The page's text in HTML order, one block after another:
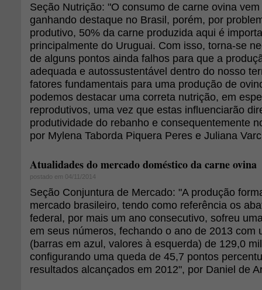
Seção Nutrição: "O consumo de carne ovina
ganhando destaque no Brasil, porém, por
produtivo, 50% da carne produzida aqui é
principalmente do Uruguai. Com isso, torna-se
de alguns pontos ainda falhos para que a
adequada e autossustentável dentro do nosso
fatores fundamentais para uma produção de
podemos destacar uma correta nutrição, em
reprodutivos, uma vez que estas influenciarão
produtividade do rebanho e consequentemente
por Mylena Taborda Piquera Peres e Juliana
Atualidades do mercado doméstico da carne ovina
postado em 04/11/2014
Seção Conjuntura de Mercado: "A produção
mercado brasileiro, tendo como referência os
federal, por mais um ano consecutivo, sofreu
em seus números, fechando o ano de 2013 com
(barras em azul, valores à esquerda) de 129,0
configurando uma queda de 45,7 pontos
resultados alcançados em 2012", por Daniel de